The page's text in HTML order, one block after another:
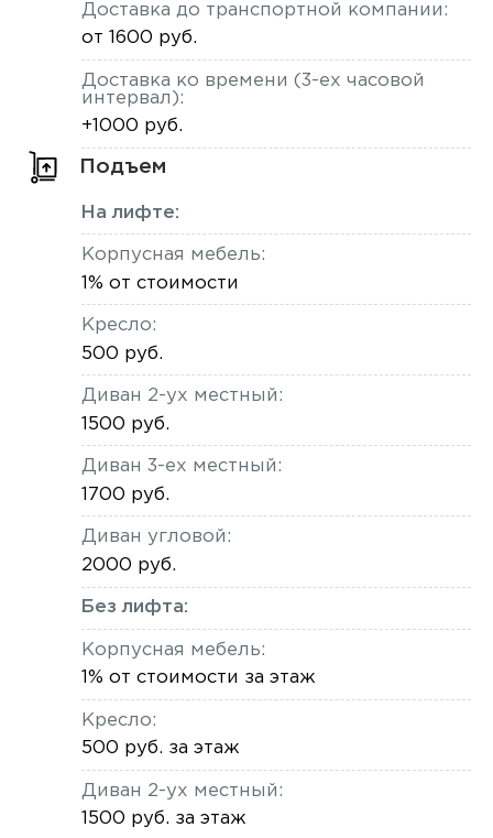
Доставка до транспортной компании:
от 1600 руб.
Доставка ко времени (3-ех часовой
интервал):
+1000 руб.
Подъем
На лифте:
Корпусная мебель:
1% от стоимости
Кресло:
500 руб.
Диван 2-ух местный:
1500 руб.
Диван 3-ех местный:
1700 руб.
Диван угловой:
2000 руб.
Без лифта:
Корпусная мебель:
1% от стоимости за этаж
Кресло:
500 руб. за этаж
Диван 2-ух местный:
1500 руб. за этаж